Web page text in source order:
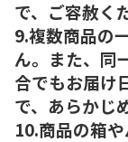
で、ご容赦く
9.複数商品の
ん。また、同
合でもお届け
で、あらかじ
10.商品の箱